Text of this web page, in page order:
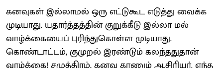
கனவுகள் இல்லாமல் ஒரு எட்டுகூட எடுத்து வைக்க
முடியாது. யதார்த்தத்தின் குறுக்கீடு இல்லா மல்
வாழ்க்கையைப் புரிந்துகொள்ள முடியாது.
கொண்டாட்டம், குமுறல் இரண்டும் கலந்ததுதான்